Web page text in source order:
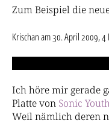
Zum Beispiel die
Krischanam30. April 2009, 4
Ich höre mir gerade
Platte von Sonic
Weil nämlich deren